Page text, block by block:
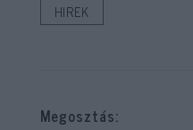
HIREK
Megosztás: